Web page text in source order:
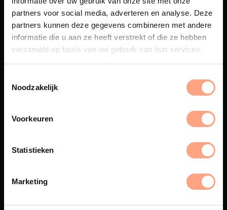
partners voor social media, adverteren en analyse. Deze
partners kunnen deze gegevens combineren met andere
informatie die u aan ze heeft verstrekt of die ze hebben
verzameld op basis van uw gebruik van hun services.
Noodzakelijk
Voorkeuren
Statistieken
Marketing
Maatwerk
Een exclusieve handgemaakte
De meubelen worden in onze
componenten lak.